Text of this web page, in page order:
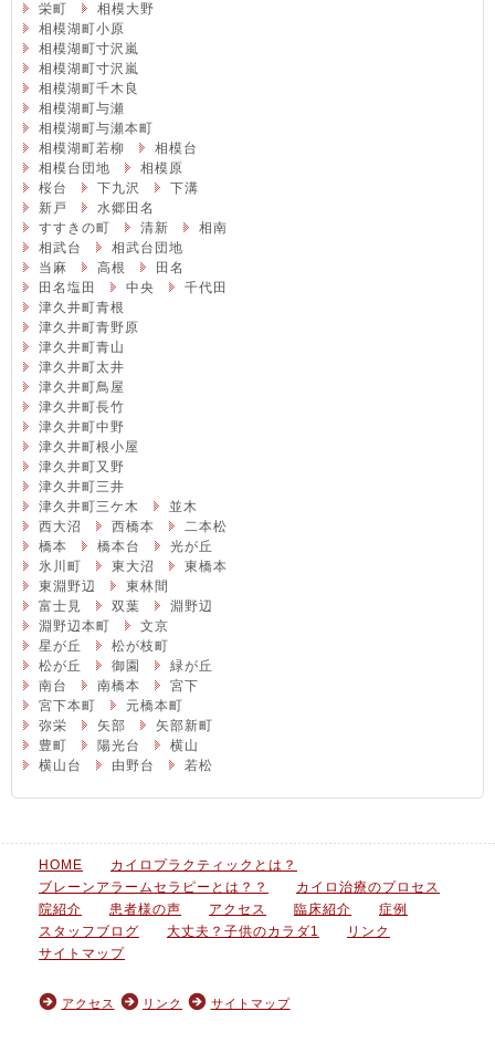
栄町
相模大野
相模湖町小原
相模湖町寸沢嵐
相模湖町寸沢嵐
相模湖町千木良
相模湖町与瀬
相模湖町与瀬本町
相模湖町若柳
相模台
相模台団地
相模原
桜台
下九沢
下溝
新戸
水郷田名
すすきの町
清新
相南
相武台
相武台団地
当麻
高根
田名
田名塩田
中央
千代田
津久井町青根
津久井町青野原
津久井町青山
津久井町太井
津久井町鳥屋
津久井町長竹
津久井町中野
津久井町根小屋
津久井町又野
津久井町三井
津久井町三ケ木
並木
西大沼
西橋本
二本松
橋本
橋本台
光が丘
氷川町
東大沼
東橋本
東淵野辺
東林間
富士見
双葉
淵野辺
淵野辺本町
文京
星が丘
松が枝町
松が丘
御園
緑が丘
南台
南橋本
宮下
宮下本町
元橋本町
弥栄
矢部
矢部新町
豊町
陽光台
横山
横山台
由野台 若松
HOME
カイロプラクティックとは？
ブレーンアラームセラピーとは？？
カイロ治療のプロセス
院紹介
患者様の声 アクセス 臨床紹介
症例
スタッフブログ
大丈夫？子供のカラダ1
リンク
サイトマップ
アクセス リンク サイトマップ